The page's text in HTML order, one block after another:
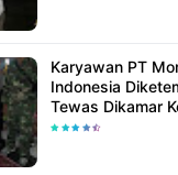
Karyawan PT
Indonesia
Tewas Dikamar